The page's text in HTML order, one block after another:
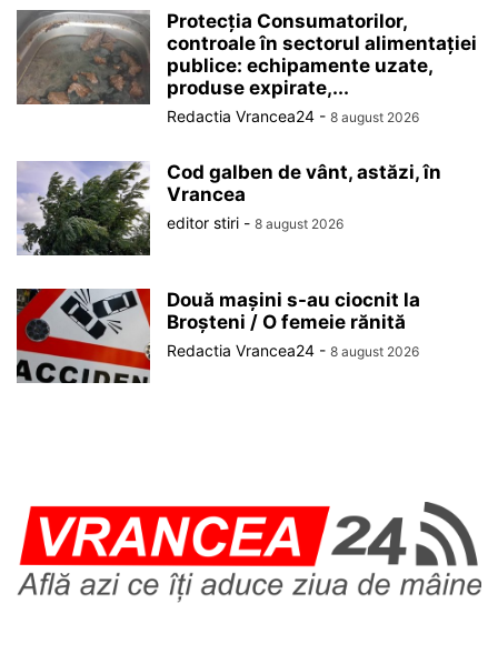
Protecția Consumatorilor,
controale în sectorul alimentației
publice: echipamente uzate,
produse expirate,...
Redactia Vrancea24 - 8 august 2026
Cod galben de vânt, astăzi, în
Vrancea
editor stiri - 8 august 2026
Două mașini s-au ciocnit la
Broșteni / O femeie rănită
Redactia Vrancea24 - 8 august 2026